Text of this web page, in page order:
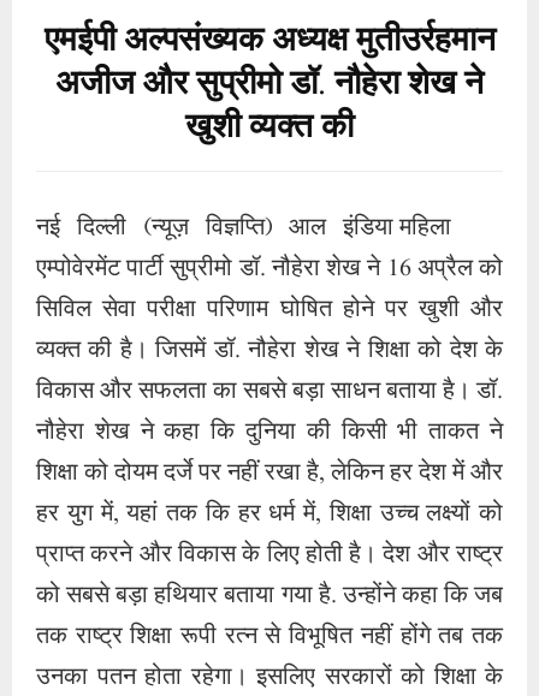
एमईपी अल्पसंख्यक अध्यक्ष मुतीउर्रहमान
अजीज और सुप्रीमो डॉ. नौहेरा शेख ने
खुशी व्यक्त की
नई दिल्ली (न्यूज़ विज्ञप्ति) आल इंडिया महिला
एम्पोवेरमेंट पार्टी सुप्रीमो डॉ. नौहेरा शेख ने 16 अप्रैल को
सिविल सेवा परीक्षा परिणाम घोषित होने पर खुशी और
व्यक्त की है। जिसमें डॉ. नौहेरा शेख ने शिक्षा को देश के
विकास और सफलता का सबसे बड़ा साधन बताया है। डॉ.
नौहेरा शेख ने कहा कि दुनिया की किसी भी ताकत ने
शिक्षा को दोयम दर्जे पर नहीं रखा है, लेकिन हर देश में और
हर युग में, यहां तक ​​कि हर धर्म में, शिक्षा उच्च लक्ष्यों को
प्राप्त करने और विकास के लिए होती है। देश और राष्ट्र
को सबसे बड़ा हथियार बताया गया है. उन्होंने कहा कि जब
तक राष्ट्र शिक्षा रूपी रत्न से विभूषित नहीं होंगे तब तक
उनका पतन होता रहेगा। इसलिए सरकारों को शिक्षा के